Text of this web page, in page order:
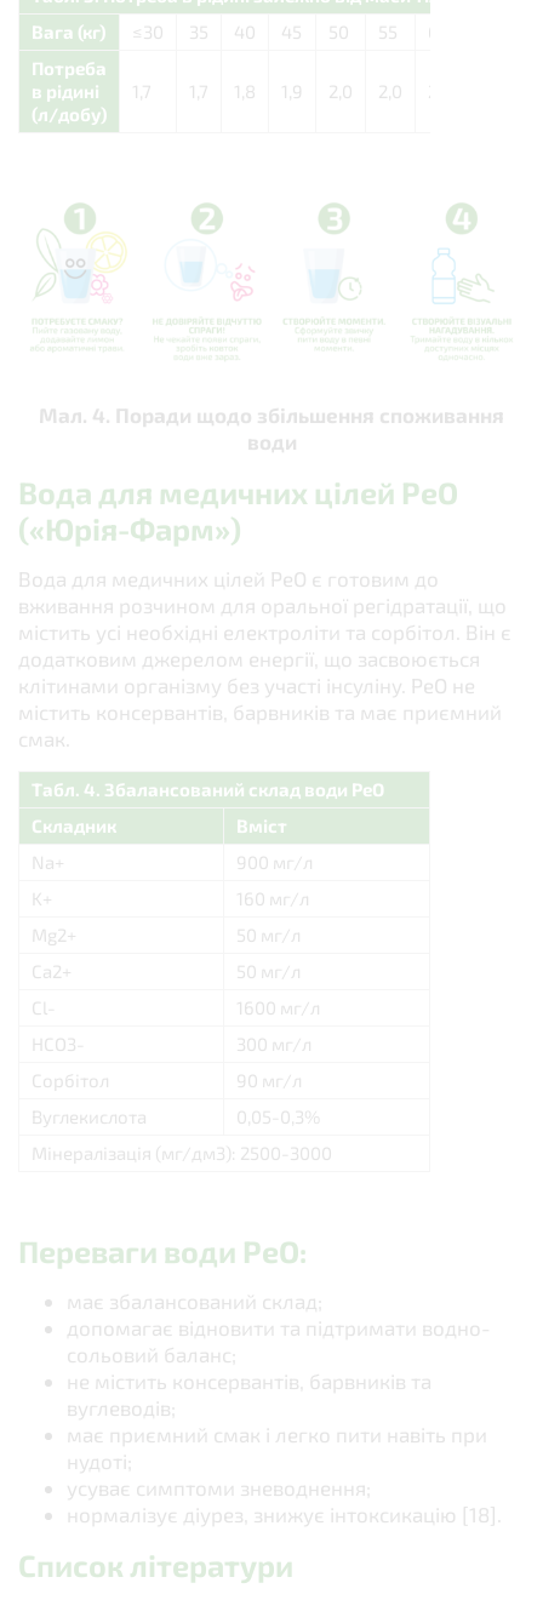
Вага (кг)
≤30 35 40 45 50 55 60
Потреба
в рідині
(л/добу)
1,7 1,7 1,8 1,9 2,0 2,0
Мал. 4. Поради щодо збільшення споживання
води
Вода для медичних цілей РеО
(«Юрія-Фарм»)
Вода для медичних цілей РеО є готовим до
вживання розчином для оральної регідратації, що
містить усі необхідні електроліти та сорбітол. Він є
додатковим джерелом енергії, що засвоюється
клітинами організму без участі інсуліну. РeО не
містить консервантів, барвників та має приємний
смак.
Табл. 4. Збалансований склад води РеО
Складник
Вміст
Na+
900 мг/л
K+
160 мг/л
Mg2+
50 мг/л
Ca2+
50 мг/л
Cl-
1600 мг/л
HCO3-
300 мг/л
Сорбітол
90 мг/л
Вуглекислота
0,05-0,3%
Мінералізація (мг/дм3): 2500-3000
Переваги води РеО:
має збалансований склад;
допомагає відновити та підтримати водно-
сольовий баланс;
не містить консервантів, барвників та
вуглеводів;
має приємний смак і легко пити навіть при
нудоті;
усуває симптоми зневоднення;
нормалізує діурез, знижує інтоксикацію [18].
Список літератури